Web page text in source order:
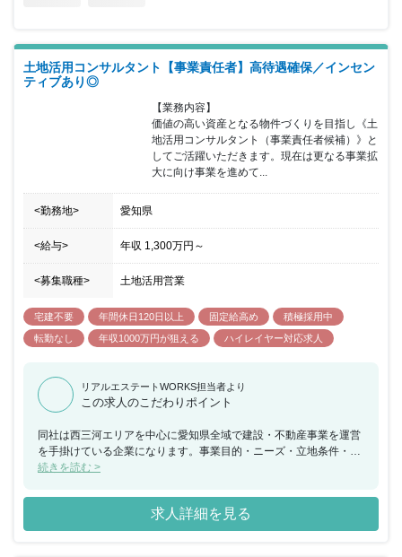
土地活用コンサルタント【事業責任者】高待遇確保／インセン
ティブあり◎
【業務内容】
価値の高い資産となる物件づくりを目指し《土
地活用コンサルタント（事業責任者候補）》と
してご活躍いただきます。現在は更なる事業拡
大に向け事業を進めて...
<勤務地> 愛知県
<給与> 年収 1,300万円 ～
<募集職種> 土地活用営業
宅建不要 年間休日120日以上 固定給高め
積極採用中
転勤なし
年収1000万円が狙える ハイレイヤー対応求人
リアルエステートWORKS担当者より
この求人のこだわりポイント
同社は西三河エリアを中心に愛知県全域で建設・不動産事業を運営
を手掛けている企業になります。事業目的・ニーズ・立地条件・周
辺環境に応じてベストな提案を行うため、全てがオリジナルデザイ
大させ続けています。愛知県全域で「ハタス」というブランド名の
確立に向け、更なる事業拡大を目指している最中となっており、同
ポジションにおいても《事業責任者クラス》での採用を予定してい
続きを読む >
求人詳細を見る